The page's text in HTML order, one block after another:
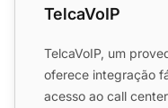
TelcaVoIP
TelcaVoIP, um
oferece integração
acesso ao call